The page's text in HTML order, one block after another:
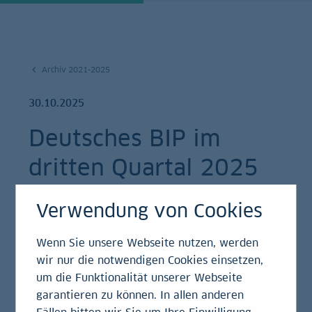
Archiv 2021-2025
30.10.2025
Deutsches BIP im
dritten Quartal 2025
Einschätzung
Nach Angaben von Destatis hat das BIP in
Q3/2025 zum Vorquartal stagniert.
Verwendung von Cookies
Wenn Sie unsere Webseite nutzen, werden
wir nur die notwendigen Cookies einsetzen,
um die Funktionalität unserer Webseite
garantieren zu können. In allen anderen